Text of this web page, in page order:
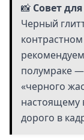
📸 Совет
Черный
полумраке
«черного
настоящему
дорого в